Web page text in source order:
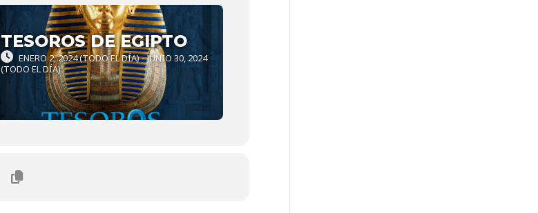
TESOROS DE EGIPTO
ENERO 2, 2024 (TODO EL DÍA) - JUNIO 30, 2024
(TODO EL DÍA)